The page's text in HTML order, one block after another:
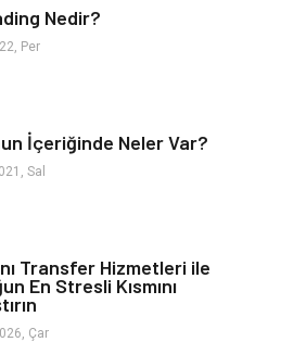
Spor
Tatil
Nedir?
Per
İçeriğinde Neler Var?
Sal
Transfer Hizmetleri ile
En Stresli Kısmını
Çar